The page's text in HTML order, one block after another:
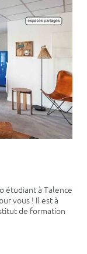
étudiant à Talence
vous ! Il est à
de formation